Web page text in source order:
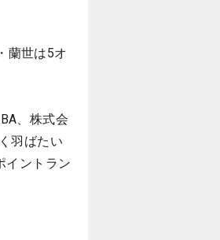
蘭世は5オ
、株式会
羽ばたい
イントラン